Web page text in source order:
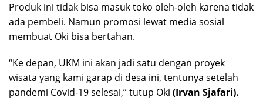
Produk ini tidak bisa masuk toko oleh-oleh karena tidak
ada pembeli. Namun promosi lewat media sosial
membuat Oki bisa bertahan.
“Ke depan, UKM ini akan jadi satu dengan proyek
wisata yang kami garap di desa ini, tentunya setelah
pandemi Covid-19 selesai,” tutup Oki (Irvan Sjafari).